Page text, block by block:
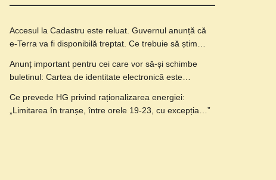
Accesul la Cadastru este reluat. Guvernul anunță că
e-Terra va fi disponibilă treptat. Ce trebuie să știm…
Anunț important pentru cei care vor să-și schimbe
buletinul: Cartea de identitate electronică este…
Ce prevede HG privind raționalizarea energiei:
„Limitarea în tranșe, între orele 19-23, cu excepția…”